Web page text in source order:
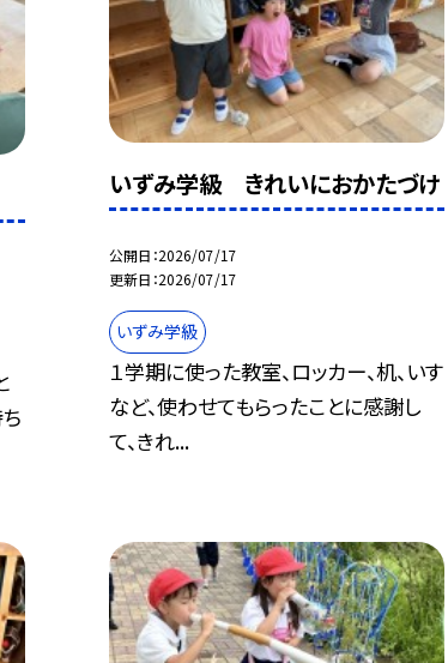
いずみ学級 きれいにおかたづけ
公開日 2026/07/17
更新日 2026/07/17
いずみ学級
１学期に使った教室、ロッカー、机、いす
など、使わせてもらったことに感謝し
て、きれ...